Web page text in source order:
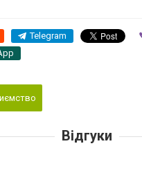
Telegram
Відгуки